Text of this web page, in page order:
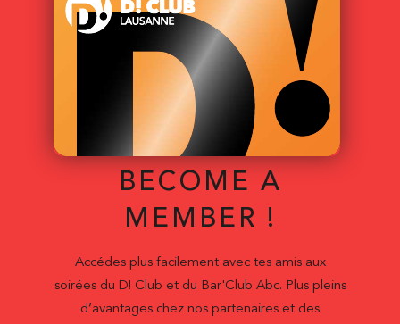
BECOME A
MEMBER !
Accédes plus facilement avec tes amis aux
soirées du D! Club et du Bar'Club Abc. Plus pleins
d’avantages chez nos partenaires et des